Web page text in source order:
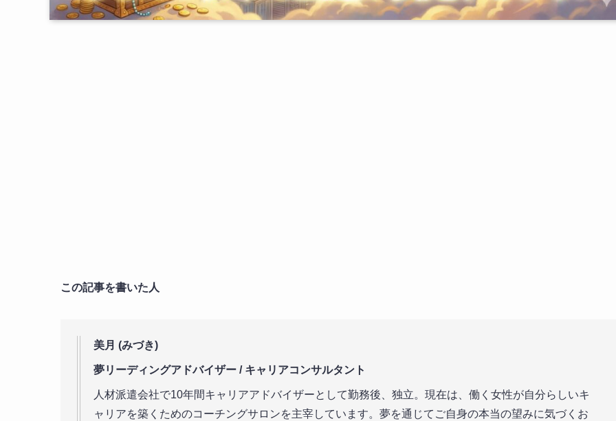
この記事を書いた人
美月 (みづき)
夢リーディングアドバイザー / キャリアコンサルタント
人材派遣会社で10年間キャリアアドバイザーとして勤務後、独立。現在は、働く女性が自分らしいキ
ャリアを築くためのコーチングサロンを主宰しています。夢を通じてご自身の本当の望みに気づくお